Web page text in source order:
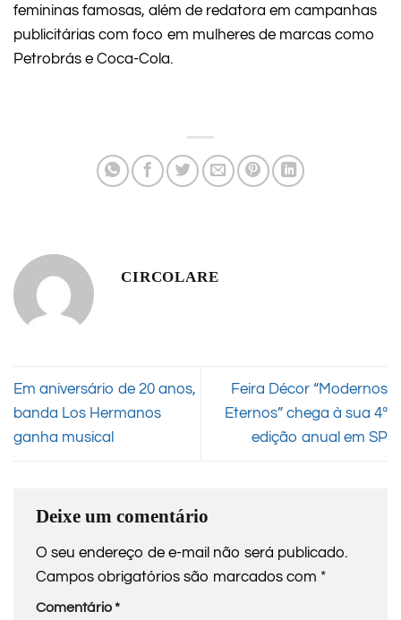
femininas famosas, além de redatora em campanhas
publicitárias com foco em mulheres de marcas como
Petrobrás e Coca-Cola.
CIRCOLARE
Em aniversário de 20 anos,
banda Los Hermanos
ganha musical
Feira Décor “Modernos
Eternos” chega à sua 4ª
edição anual em SP
Deixe um comentário
O seu endereço de e-mail não será publicado.
Campos obrigatórios são marcados com *
Comentário*